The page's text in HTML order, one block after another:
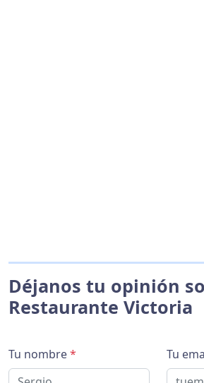
Déjanos tu opinión
Restaurante Victoria
Tu nombre* Tu